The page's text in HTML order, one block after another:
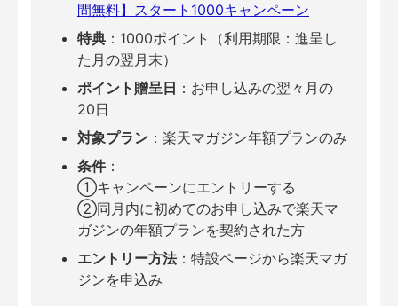
間無料】スタート1000キャンペーン
特典 ：1000ポイント（利用期限：進呈し
た月の翌月末）
ポイント贈呈日 ：お申し込みの翌々月の
20日
対象プラン ：楽天マガジン年額プランのみ
条件：
①キャンペーンにエントリーする
②同月内に初めてのお申し込みで楽天マ
ガジンの年額プランを契約された方
エントリー方法：特設ページから楽天マガ
ジンを申込み